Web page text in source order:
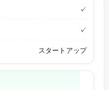
✓
✓
スタートアップ